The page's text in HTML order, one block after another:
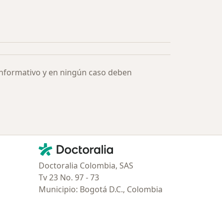
y en ningún caso deben
Contacto
Doctoralia - Página de inicio
Doctoralia Colombia, SAS
Tv 23 No. 97 - 73
Municipio: Bogotá D.C., Colombia